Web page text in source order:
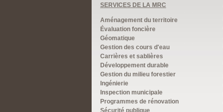
SERVICES DE LA MRC
Aménagement du territoire
Évaluation foncière
Géomatique
Gestion des cours d'eau
Carrières et sablières
Développement durable
Gestion du milieu forestier
Ingénierie
Inspection municipale
Programmes de rénovation
Sécurité publique